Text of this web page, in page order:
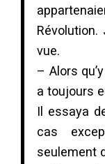
vue.
– Alors
a toujours
Il essaya
cas
seulement